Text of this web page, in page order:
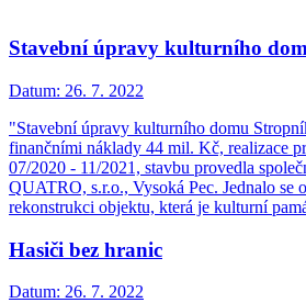
Stavební úpravy kulturního
Datum: 26. 7. 2022
"Stavební úpravy kulturního domu
finančními náklady 44 mil. Kč, realizace
07/2020 - 11/2021, stavbu provedla
QUATRO, s.r.o., Vysoká Pec. Jednalo se
rekonstrukci objektu, která je kulturní
Hasiči bez hranic
Datum: 26. 7. 2022